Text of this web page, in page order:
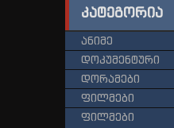
კატეგორია
ანიმე
დოკუმენტური
დორამები
ფილმები
ფილმები